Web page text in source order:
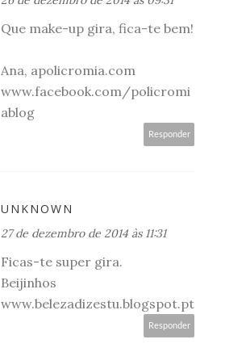
Que make-up gira, fica-te bem!
Ana, apolicromia.com
www.facebook.com/policromi
ablog
Responder
UNKNOWN
27 de dezembro de 2014 às 11:31
Ficas-te super gira.
Beijinhos
www.belezadizestu.blogspot.pt
Responder